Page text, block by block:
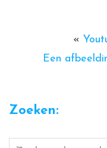
«
Een
Zoeken: